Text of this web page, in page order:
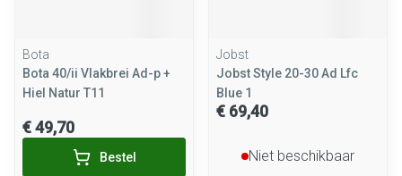
Bota
Bota 40/ii Vlakbrei Ad-p +
Hiel Natur T11
€ 49,70
Bestel
Jobst
Jobst Style 20-30 Ad Lfc
Blue 1
€ 69,40
Niet beschikbaar